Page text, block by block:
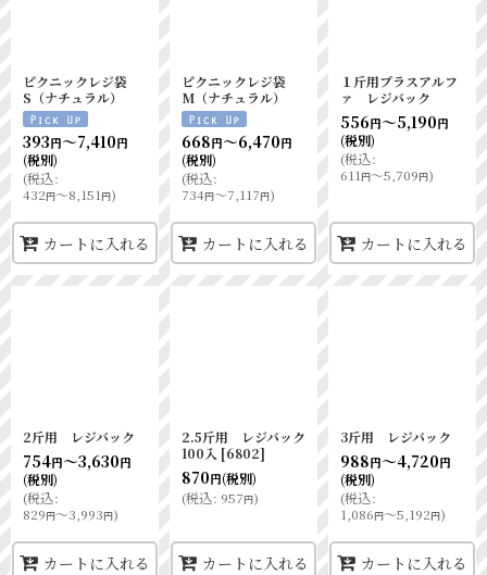
ピクニックレジ袋
S（ナチュラル）
393円～7,410円
(税別)
(税込:
432円～8,151円)
カートに入れる
ピクニックレジ袋
M（ナチュラル）
668円～6,470円
(税別)
(税込:
734円～7,117円)
カートに入れる
１斤用プラスアルフ
ァ レジバック
556円～5,190円
(税別)
(税込:
611円～5,709円)
カートに入れる
2斤用 レジバック
754円～3,630円
(税別)
(税込:
829円～3,993円)
カートに入れる
2.5斤用 レジバック
100入 [6802]
870円(税別)
(税込: 957円)
カートに入れる
3斤用 レジバック
988円～4,720円
(税別)
(税込:
1,086円～5,192円)
カートに入れる